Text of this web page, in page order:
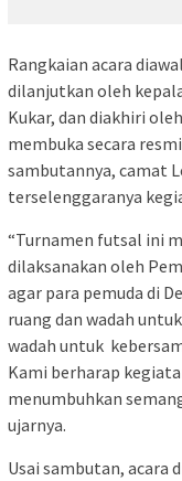
Rangkaian acara
dilanjutkan oleh
Kukar, dan diakhiri
membuka secara
sambutannya, camat
terselenggaranya
“Turnamen futsal ini
dilaksanakan oleh
agar para pemuda di
ruang dan wadah
wadah untuk
Kami berharap
menumbuhkan
ujarnya.
Usai sambutan, acara